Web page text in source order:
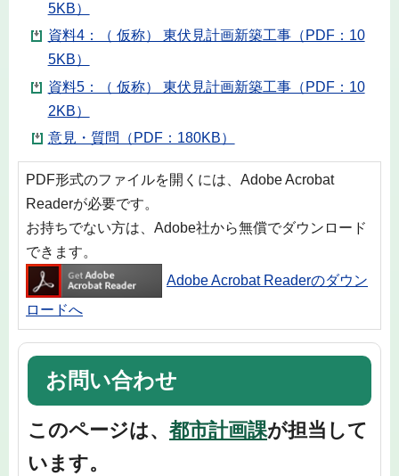
5KB）
資料4：（ 仮称） 東伏見計画新築工事（PDF：10
5KB）
資料5：（ 仮称） 東伏見計画新築工事（PDF：10
2KB）
意見・質問（PDF：180KB）
PDF形式のファイルを開くには、Adobe Acrobat
Readerが必要です。
お持ちでない方は、Adobe社から無償でダウンロード
できます。
Adobe Acrobat Readerのダウン
ロードへ
お問い合わせ
このページは、 都市計画課が担当して
います。